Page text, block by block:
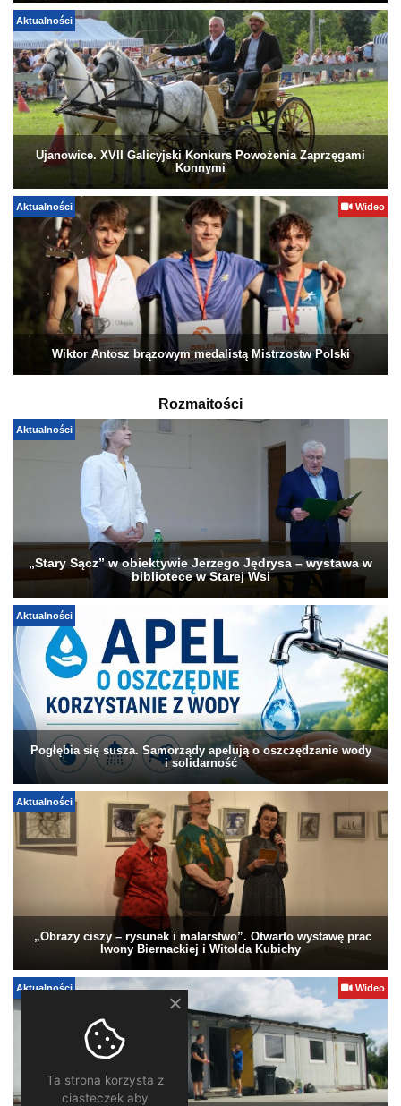
Aktualności
Ujanowice. XVII Galicyjski Konkurs Powożenia Zaprzęgami
Konnymi
Aktualności Wideo
Wiktor Antosz brązowym medalistą Mistrzostw Polski
Rozmaitości
Aktualności
„Stary Sącz” w obiektywie Jerzego Jędrysa – wystawa w
bibliotece w Starej Wsi
Aktualności
Pogłębia się susza. Samorządy apelują o oszczędzanie wody
i solidarność
Aktualności
„Obrazy ciszy – rysunek i malarstwo”. Otwarto wystawę prac
Iwony Biernackiej i Witolda Kubichy
Aktualności Wideo
Ta strona korzysta z
ciasteczek aby